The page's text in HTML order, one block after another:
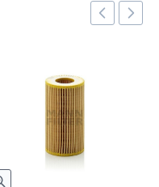
Быстрый просмотр